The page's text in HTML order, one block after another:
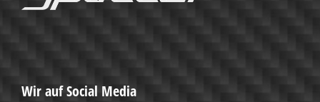
Wir auf Social Media